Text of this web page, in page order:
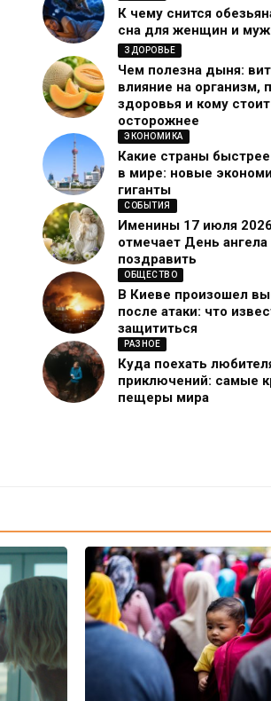
К чему снится
сна для женщин и
ЗДОРОВЬЕ
Чем полезна дыня:
влияние на организм,
здоровья и кому
осторожнее
ЭКОНОМИКА
Какие страны
в мире: новые
гиганты
СОБЫТИЯ
Именины 17 июля
отмечает День ангела
поздравить
ОБЩЕСТВО
В Киеве произошел
после атаки: что
защититься
РАЗНОЕ
Куда поехать
приключений: самые
пещеры мира